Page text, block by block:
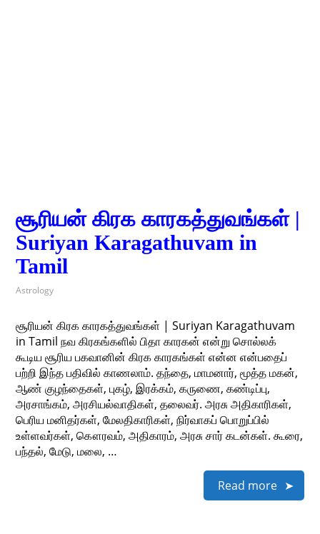
சூரியன் கிரக காரகத்துவங்கள் |
Suriyan Karagathuvam in
Tamil
Astrology
சூரியன் கிரக காரகத்துவங்கள் | Suriyan Karagathuvam
in Tamil நவ கிரகங்களில் பிதா காரகன் என்று சொல்லக்
கூடிய சூரிய பகவானின் கிரக காரகங்கள் என்ன என்பதைப்
பற்றி இந்த பதிவில் காணலாம். தந்தை, மாமனார், மூத்த மகன்,
ஆண் குழந்தைகள், புகழ், இரக்கம், கருணை, கண்டிப்பு,
அரசாங்கம், அரசியல்வாதிகள், தலைவர். அரசு அதிகாரிகள்,
பெரிய மனிதர்கள், மேலதிகாரிகள், நிர்வாகப் பொறுப்பில்
உள்ளவர்கள், கௌரவம், அதிகாரம், அரசு சார் கடன்கள். கூரை,
பந்தல், மேடு, மலை, …
Read more